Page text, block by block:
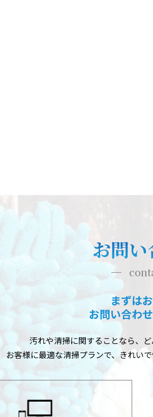
お問
まずは
お問い合わ
汚れや清掃に関することなら、
お客様に最適な清掃プランで、きれい